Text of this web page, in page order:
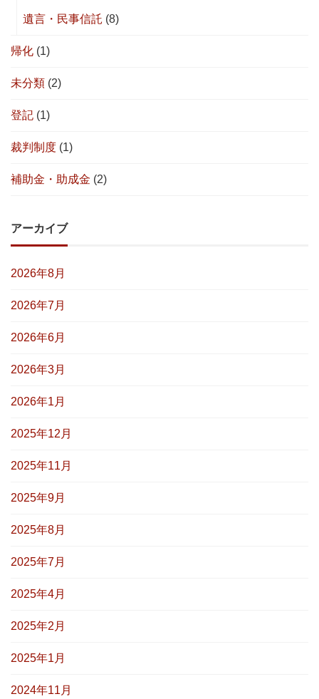
遺言・民事信託 (8)
帰化 (1)
未分類 (2)
登記 (1)
裁判制度 (1)
補助金・助成金 (2)
アーカイブ
2026年8月
2026年7月
2026年6月
2026年3月
2026年1月
2025年12月
2025年11月
2025年9月
2025年8月
2025年7月
2025年4月
2025年2月
2025年1月
2024年11月